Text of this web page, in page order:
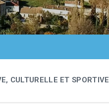
CULTURELLE ET SPORTIVE